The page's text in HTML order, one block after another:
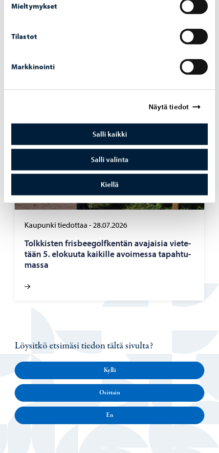
Mieltymykset
Tilastot
Markkinointi
Näytä tiedot
Salli kaikki
Salli valinta
Kiellä
La­kai­su­ro­bot­ti aloit­taa työn­sä Por­voon to­ril­
Kaupunki tiedottaa -28.07.2026
Tolk­kis­ten fris­bee­golf­ken­tän ava­jai­sia vie­te­
tään 5. elo­kuu­ta kai­kil­le avoi­mes­sa ta­pah­tu­
mas­sa
Löysitkö etsimäsi tiedon tältä sivulta?
Kyllä
Osittain
En